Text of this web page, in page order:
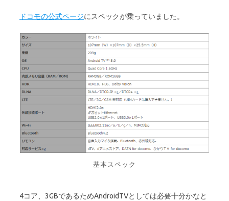
ドコモの公式ページにスペックが乗っていました。
基本スペック
4コア、3GBであるためAndroidTVとしては必要十分かなと